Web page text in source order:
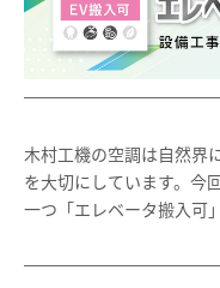
木村工機の空調は自然界
を大切にしています。今
一つ「エレベータ搬入可